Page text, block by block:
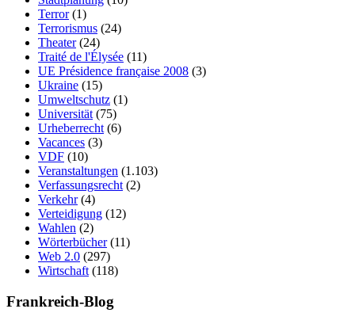
Terror(1)
Terrorismus (24)
Theater(24)
Traité de l'Élysée (11)
UE Présidence française 2008 (3)
Ukraine (15)
Umweltschutz (1)
Universität (75)
Urheberrecht (6)
Vacances (3)
VDF (10)
Veranstaltungen (1.103)
Verfassungsrecht (2)
Verkehr(4)
Verteidigung (12)
Wahlen (2)
Wörterbücher(11)
Web 2.0 (297)
Wirtschaft (118)
Frankreich-Blog